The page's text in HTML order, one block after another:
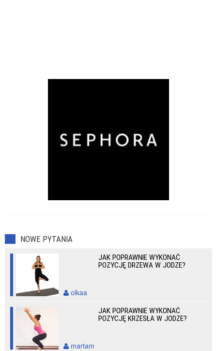
NOWE PYTANIA
JAK POPRAWNIE WYKONAĆ
POZYCJĘ DRZEWA W JODZE?
olkaa
JAK POPRAWNIE WYKONAĆ
POZYCJĘ KRZESŁA W JODZE?
martam